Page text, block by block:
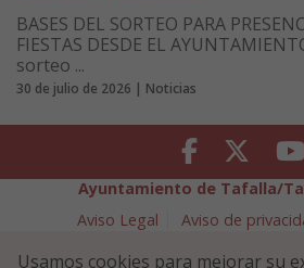
BASES DEL SORTEO PARA
FIESTAS DESDE EL
sorteo ...
30 de julio de 2026 | Noticias
Facebook Twitter
Ayuntamiento de Tafalla/
Aviso Legal
Aviso de
Usamos cookies para mejorar su